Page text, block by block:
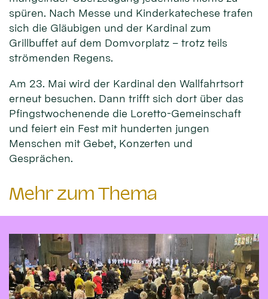
spüren. Nach Messe und Kinderkatechese trafen
sich die Gläubigen und der Kardinal zum
Grillbuffet auf dem Domvorplatz – trotz teils
strömenden Regens.
Am 23. Mai wird der Kardinal den Wallfahrtsort
erneut besuchen. Dann trifft sich dort über das
Pfingstwochenende die Loretto-Gemeinschaft
und feiert ein Fest mit hunderten jungen
Menschen mit Gebet, Konzerten und
Gesprächen.
Mehr zum Thema